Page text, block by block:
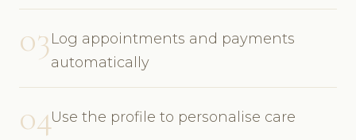
03Log appointments and payments
automatically
04Use the profile to personalise care